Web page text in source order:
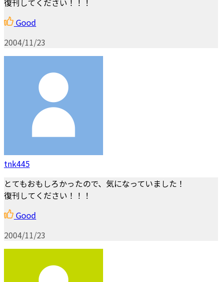
Good
2004/11/23
tnk445
とてもおもしろかったので、気になっていました！
復刊してください！！！
Good
2004/11/23